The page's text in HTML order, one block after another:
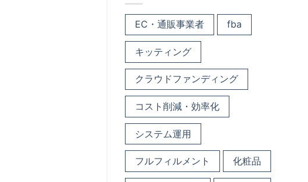
EC・通販事業者 fba
キッティング
クラウドファンディング
コスト削減・効率化
システム運用
フルフィルメント 化粧品